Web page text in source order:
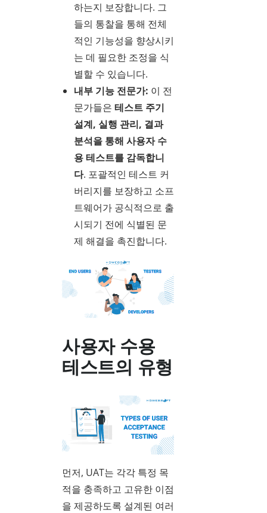
하는지 보장합니다. 그
들의 통찰을 통해 전체
적인 기능성을 향상시키
는 데 필요한 조정을 식
별할 수 있습니다.
내부 기능 전문가: 이 전
문가들은 테스트 주기
설계, 실행 관리, 결과
분석을 통해 사용자 수
용 테스트를 감독합니
다. 포괄적인 테스트 커
버리지를 보장하고 소프
트웨어가 공식적으로 출
시되기 전에 식별된 문
제 해결을 촉진합니다.
사용자 수용
테스트의 유형
먼저, UAT는 각각 특정 목
적을 충족하고 고유한 이점
을 제공하도록 설계된 여러